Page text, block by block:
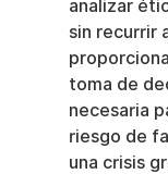
analizar
sin recurrir
toma de
necesaria
riesgo de
una crisis